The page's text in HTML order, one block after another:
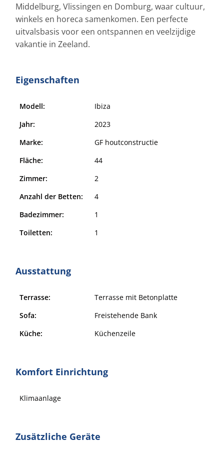
Middelburg, Vlissingen en Domburg, waar cultuur,
winkels en horeca samenkomen. Een perfecte
uitvalsbasis voor een ontspannen en veelzijdige
vakantie in Zeeland.
Eigenschaften
Modell:
Ibiza
Jahr:
2023
Marke:
GF houtconstructie
Fläche:
44
Zimmer:
2
Anzahl der Betten:
4
Badezimmer:
1
Toiletten:
1
Ausstattung
Terrasse:
Terrasse mit Betonplatte
Sofa:
Freistehende Bank
Küche:
Küchenzeile
Komfort Einrichtung
Klimaanlage
Zusätzliche Geräte